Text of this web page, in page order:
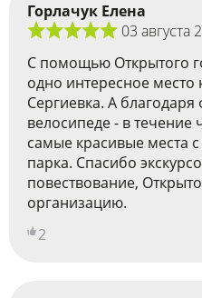
Горлачук Елена
03 августа
С помощью Открытого
одно интересное
Сергиевка. А
велосипеде - в течение
самые красивые места
парка. Спасибо
повествование,
организацию.
2